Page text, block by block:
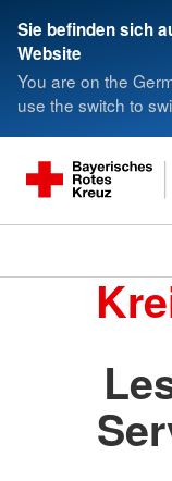
Sie befinden sich
Website
You are on the
use the switch to